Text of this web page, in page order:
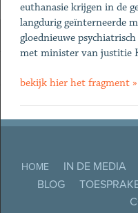
euthanasie krijgen in de
langdurig geïnterneerde
gloednieuwe
met minister van justitie
bekijk hier het fragment »
HOME IN DE MEDIA
BLOG